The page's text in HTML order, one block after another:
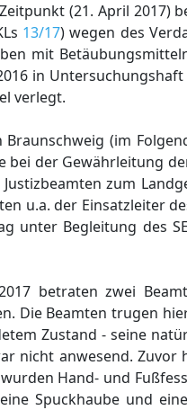
(21. April 2017)
13/17) wegen des
mit
in
verlegt.
(im
der Gewährleitung
zum
u.a. der Einsatzleiter
unter Begleitung des
betraten zwei
Die Beamten trugen
Zustand - seine
nicht anwesend.
Hand- und
Spuckhaube und